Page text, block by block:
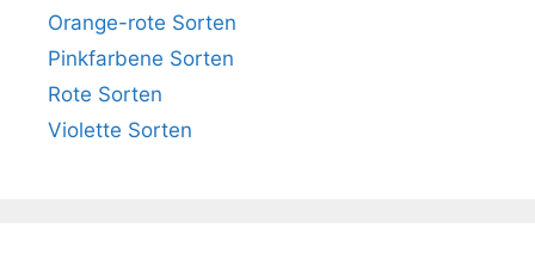
Orange-rote Sorten
Pinkfarbene Sorten
Rote Sorten
Violette Sorten